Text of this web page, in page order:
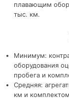
плавающим
тыс. км.
Минимум:
оборудования
пробега и
Средняя:
км и